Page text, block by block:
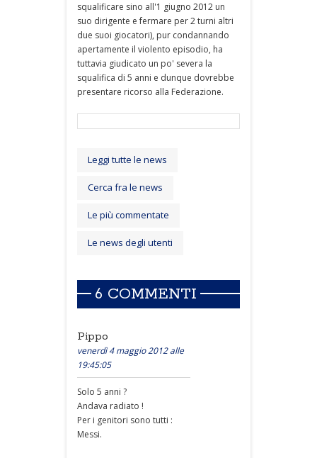
squalificare sino all'1 giugno 2012 un
suo dirigente e fermare per 2 turni altri
due suoi giocatori), pur condannando
apertamente il violento episodio, ha
tuttavia giudicato un po' severa la
squalifica di 5 anni e dunque dovrebbe
presentare ricorso alla Federazione.
Leggi tutte le news
Cerca fra le news
Le più commentate
Le news degli utenti
6 COMMENTI
Pippo
venerdì 4 maggio 2012 alle
19:45:05
Solo 5 anni ?
Andava radiato !
Per i genitori sono tutti :
Messi.